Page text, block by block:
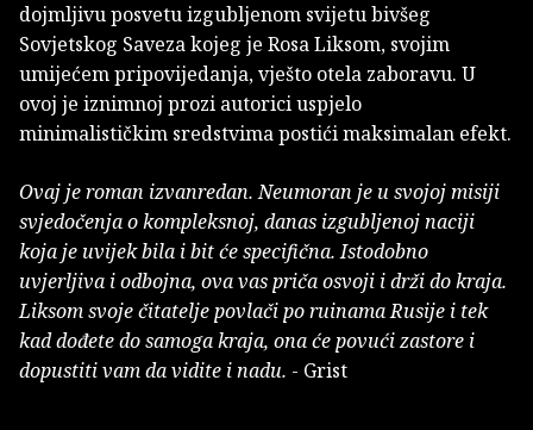
dojmljivu posvetu izgubljenom svijetu bivšeg
Sovjetskog Saveza kojeg je Rosa Liksom, svojim
umijećem pripovijedanja, vješto otela zaboravu. U
ovoj je iznimnoj prozi autorici uspjelo
minimalističkim sredstvima postići maksimalan efekt.
Ovaj je roman izvanredan. Neumoran je u svojoj misiji
svjedočenja o kompleksnoj, danas izgubljenoj naciji
koja je uvijek bila i bit će specifična. Istodobno
uvjerljiva i odbojna, ova vas priča osvoji i drži do kraja.
Liksom svoje čitatelje povlači po ruinama Rusije i tek
kad dođete do samoga kraja, ona će povući zastore i
dopustiti vam da vidite i nadu. - Grist